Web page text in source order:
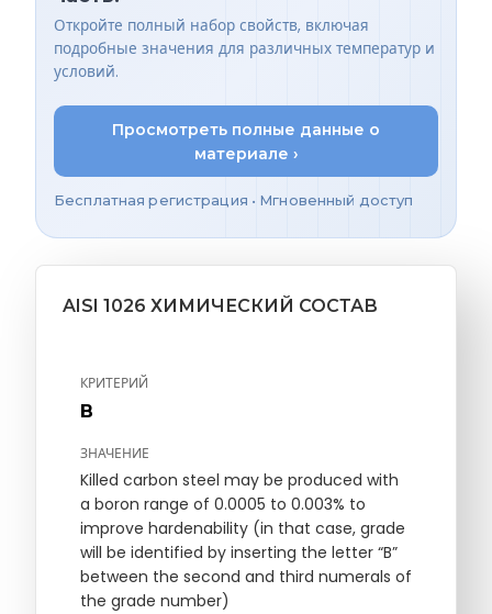
Откройте полный набор свойств, включая
подробные значения для различных температур и
условий.
Просмотреть полные данные о
материале ›
Бесплатная регистрация • Мгновенный доступ
AISI 1026 ХИМИЧЕСКИЙ СОСТАВ
КРИТЕРИЙ
B
ЗНАЧЕНИЕ
Killed carbon steel may be produced with
a boron range of 0.0005 to 0.003% to
improve hardenability (in that case, grade
will be identified by inserting the letter “B”
between the second and third numerals of
the grade number)